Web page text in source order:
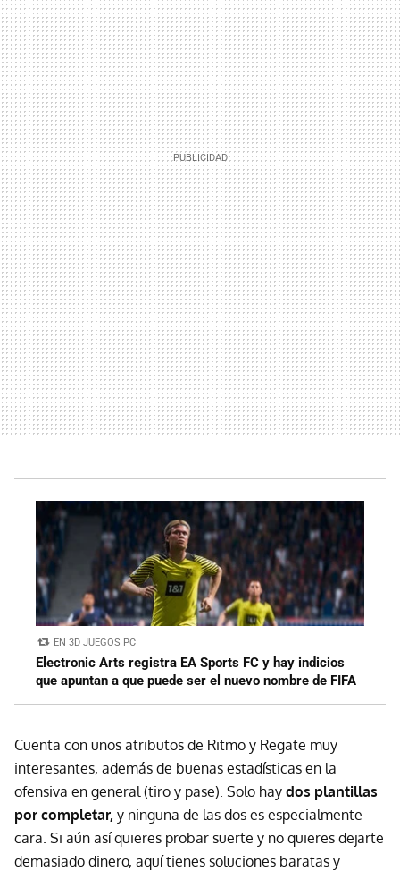
EN 3D JUEGOS PC
Electronic Arts registra EA Sports FC y hay indicios
que apuntan a que puede ser el nuevo nombre de FIFA
Cuenta con unos atributos de Ritmo y Regate muy
interesantes, además de buenas estadísticas en la
ofensiva en general (tiro y pase). Solo hay dos plantillas
por completar, y ninguna de las dos es especialmente
cara. Si aún así quieres probar suerte y no quieres dejarte
demasiado dinero, aquí tienes soluciones baratas y